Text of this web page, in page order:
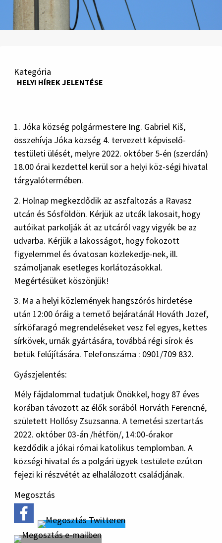
Kategória
HELYI HÍREK JELENTÉSE
1. Jóka község polgármestere Ing. Gabriel Kiš,
összehívja Jóka község 4. tervezett képviselő-
testületi ülését, melyre 2022. október 5-én (szerdán)
18.00 órai kezdettel kerül sor a helyi köz-ségi hivatal
tárgyalótermében.
2. Holnap megkezdődik az aszfaltozás a Ravasz
utcán és Sósföldön. Kérjük az utcák lakosait, hogy
autóikat parkolják át az utcáról vagy vigyék be az
udvarba. Kérjük a lakosságot, hogy fokozott
figyelemmel és óvatosan közlekedje-nek, ill.
számoljanak esetleges korlátozásokkal.
Megértésüket köszönjük!
3. Ma a helyi közlemények hangszórós hirdetése
után 12:00 óráig a temető bejáratánál Hováth Jozef,
sírköfaragó megrendeléseket vesz fel egyes, kettes
sírkövek, urnák gyártására, továbbá régi sírok és
betük felújítására. Telefonszáma : 0901/709 832.
Gyászjelentés:
Mély fájdalommal tudatjuk Önökkel, hogy 87 éves
korában távozott az élők sorából Horváth Ferencné,
született Hollósy Zsuzsanna. A temetési szertartás
2022. október 03-án /hétfön/, 14:00-órakor
kezdődik a jókai római katolikus templomban. A
községi hivatal és a polgári ügyek testülete ezúton
fejezi ki részvétét az elhalálozott családjának.
Megosztás